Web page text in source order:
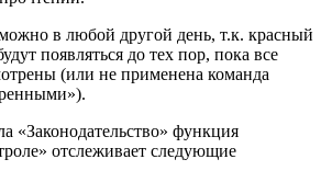
в любой другой день, т.к. красный
появляться до тех пор, пока все
(или не применена команда
«Законодательство» функция
отслеживает следующие